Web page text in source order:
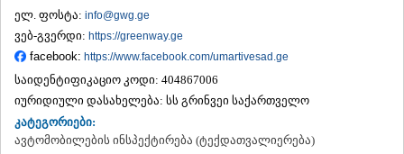
ᲗᲔᲠᲯᲝᲚᲐ
ᲡᲐᲛᲢᲠᲔᲓᲘᲐ
ᲡᲐᲩᲮᲔᲠᲔ
ᲢᲧᲘᲑᲣᲚᲘ
ᲥᲣᲗᲐᲘᲡᲘ
ᲬᲧᲐᲚᲢᲣᲑᲝ
ᲭᲘᲐᲗᲣᲠᲐ
ᲮᲐᲠᲐᲒᲐᲣᲚᲘ
ელ. ფოსტა: info@gwg.ge
ვებ-გვერდი: https://greenway.ge
facebook: https://www.facebook.com/umartivesad.ge
საიდენტიფიკაციო კოდი: 404867006
იურიდიული დასახელება: სს გრინვეი საქართველო
კატეგორიები:
ავტომობილების ინსპექტირება (ტექდათვალიერება)